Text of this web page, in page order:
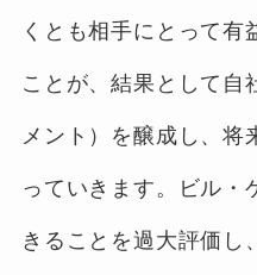
くとも相手にとって有
ことが、結果として自
メント）を醸成し、将
っていきます。ビル・
きることを過大評価し